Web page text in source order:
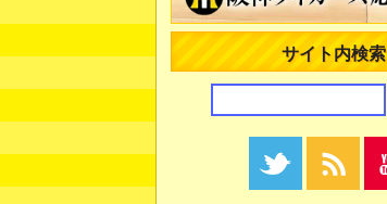
サイト内検索